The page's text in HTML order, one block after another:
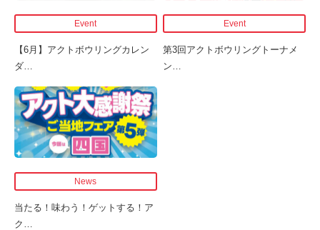
Event
【6月】アクトボウリングカレン
ダ…
Event
第3回アクトボウリングトーナメ
ン…
News
当たる！味わう！ゲットする！ア
ク